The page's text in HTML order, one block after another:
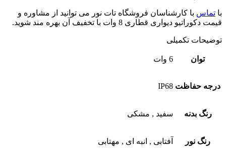
با تماس با کارشناسان فروشگاه تات نور می توانید از مشاوره و
قیمت دکوراتیو دیواری قطاری 8 وات با تخفیف آن بهره مند شوید.
توضیحات تکمیلی
توان 6 وات
درجه حفاظت IP68
رنگ بدنه سفید , مشکی
رنگ نور آفتابی , انبه ای , مهتابی